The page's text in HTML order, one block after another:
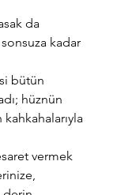
da
kadar
bütün
hüznün
kahkahalarıyla
vermek